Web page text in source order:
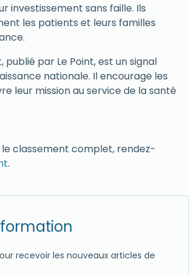
investissement sans faille. Ils
les patients et leurs familles
publié par Le Point, est un signal
nationale. Il encourage les
leur mission au service de la santé
classement complet, rendez-
.
recevoir les nouveaux articles de